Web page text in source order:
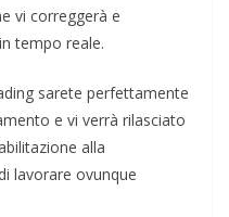
vi correggerà e
tempo reale.
sarete perfettamente
e vi verrà rilasciato
alla
lavorare ovunque